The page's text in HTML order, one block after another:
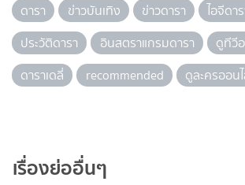
ดารา ข่าวบันเทิง ข่าวดารา
ไอจีดา
ประวัติดารา
อินสตราแกรมดารา
ดูทีวี
ดาราเดลี่
recommended ดูละครออน
เรื่องย่ออื่นๆ